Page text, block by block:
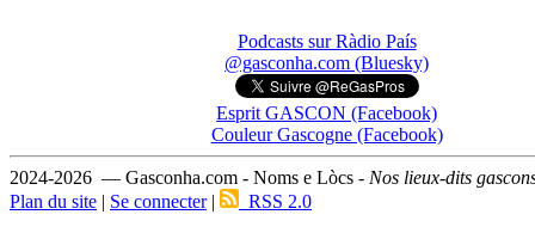
Podcasts sur Ràdio País
@gasconha.com (Bluesky)
Esprit GASCON (Facebook)
Couleur Gascogne (Facebook)
2024-2026 — Gasconha.com - Noms e Lòcs - Nos lieux-dits
Plan du site | Se connecter| RSS 2.0